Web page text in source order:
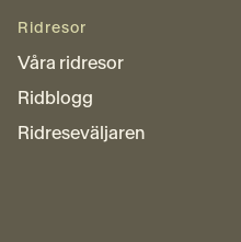
Ridresor
Våra ridresor
Ridblogg
Ridreseväljaren